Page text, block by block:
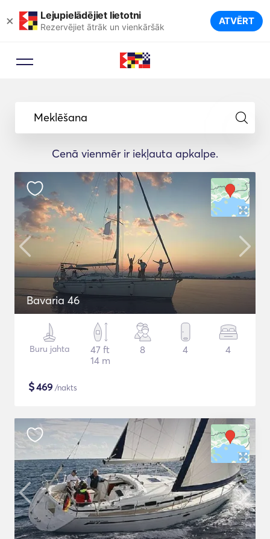
× Lejupielādējiet lietotni
Rezervējiet ātrāk un vienkāršāk ATVĒRT
Meklēšana
Cenā vienmēr ir iekļauta apkalpe.
Bavaria 46
Buru jahta
47 ft
14 m
8 4 4
$469 /nakts